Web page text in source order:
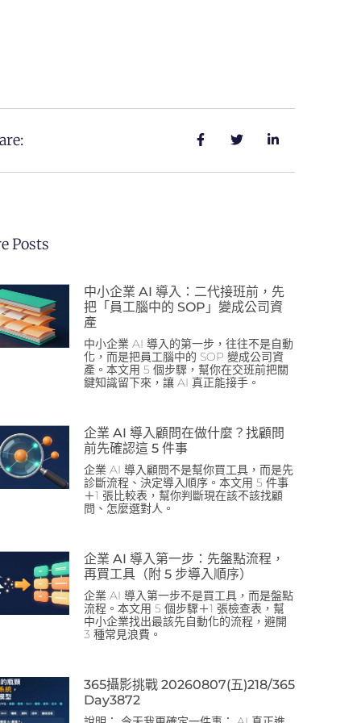
Posts
中小企業 AI 導入：二代接班前，先
把「員工腦中的 SOP」變成公司資
產
中小企業 AI 導入的第一步，往往不是自動
化，而是把員工腦中的 SOP 變成公司資
產。本文用 5 個步驟，幫你在交班前把關
鍵知識留下來，讓 AI 真正能接手。
企業 AI 導入顧問在做什麼？找顧問
前先確認這 5 件事
企業 AI 導入顧問不是幫你買工具，而是先
診斷流程、決定導入順序。本文用 5 件事
＋1 張比較表，幫你判斷現在該不該找顧
問、怎麼選對人。
企業 AI 導入第一步：先盤點流程，
再買工具（附 5 步導入順序）
企業 AI 導入第一步不是買工具，而是盤點
流程。本文用 5 個步驟＋1 張檢查表，幫
中小企業找出最該先自動化的流程，避開
3 種常見浪費。
365攝影挑戰 20260807(五)218/365
Day3872